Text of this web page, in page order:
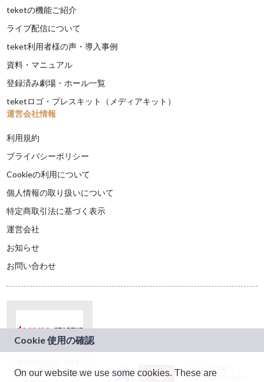
On our website we use some cookies. These are
teketの機能ご紹介
ライブ配信について
teket利用者様の声・導入事例
資料・マニュアル
登録済み劇場・ホール一覧
teketロゴ・プレスキット（メディアキット）
運営会社情報
利用規約
プライバシーポリシー
Cookieの利用について
個人情報の取り扱いについて
特定商取引法に基づく表示
運営会社
お知らせ
お問い合わせ
ドコモグループの新
JASRAC許諾番号：
9024936001Y45037